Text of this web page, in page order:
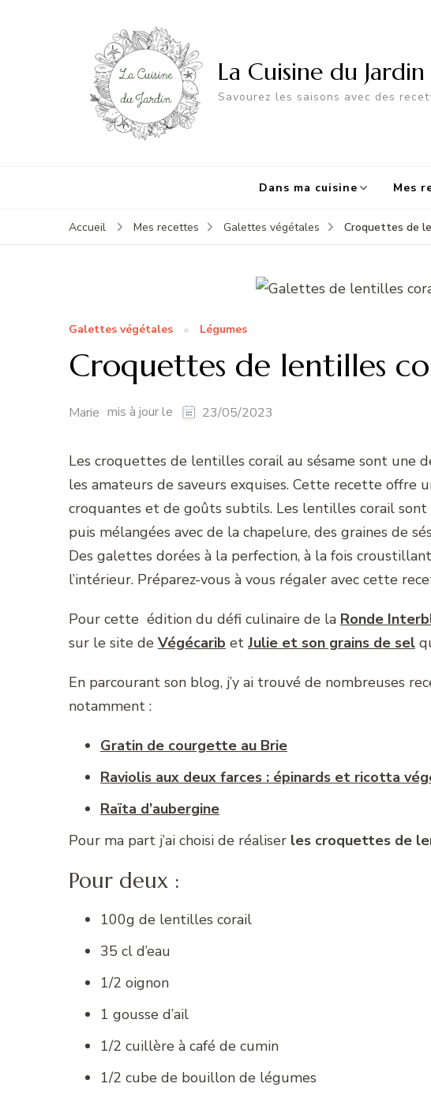
La Cuisine du
Savourez les saisons avec des
Dans ma cuisine Mes
Accueil Mes recettes Galettes végétales Croquettes de
Galettes végétales Légumes
Croquettes de lentilles
Marie mis à jour le 23/05/2023
Les croquettes de lentilles corail au sésame sont une
les amateurs de saveurs exquises. Cette recette offre
croquantes et de goûts subtils. Les lentilles corail sont
puis mélangées avec de la chapelure, des graines de
Des galettes dorées à la perfection, à la fois
l’intérieur. Préparez-vous à vous régaler avec cette
Pour cette édition du défi culinaire de la Ronde
sur le site de Végécarib et Julie et son grains de sel
En parcourant son blog, j’y ai trouvé de nombreuses
notamment :
Gratin de courgette au Brie
Raviolis aux deux farces : épinards et ricotta
Raïta d’aubergine
Pour ma part j’ai choisi de réaliser les croquettes de
Pour deux :
100g de lentilles corail
35 cl d’eau
1/2 oignon
1 gousse d’ail
1/2 cuillère à café de cumin
1/2 cube de bouillon de légumes